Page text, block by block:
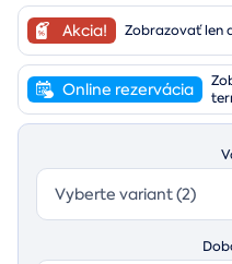
Akcia! Zobrazovať len
Online rezervácia
Vyberte variant (2)